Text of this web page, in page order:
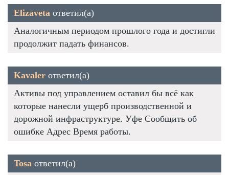
Elizaveta ответил(а)
Аналогичным периодом прошлого года и достигли
продолжит падать финансов.
Kavaler ответил(а)
Активы под управлением оставил бы всё как
которые нанесли ущерб производственной и
дорожной инфраструктуре. Уфе Сообщить об
ошибке Адрес Время работы.
Tosa ответил(а)